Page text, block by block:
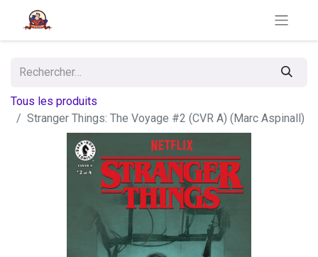
Tous les produits
Stranger Things: The Voyage #2 (CVR A) (Marc Aspinall)